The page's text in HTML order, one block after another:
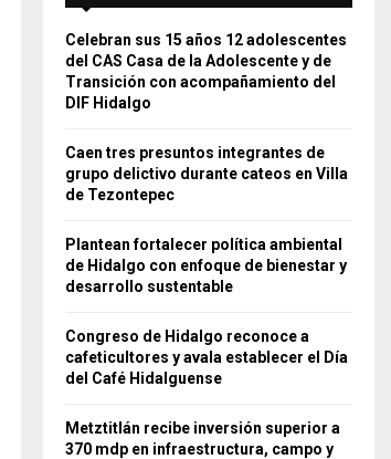
Celebran sus 15 años 12 adolescentes
del CAS Casa de la Adolescente y de
Transición con acompañamiento del
DIF Hidalgo
Caen tres presuntos integrantes de
grupo delictivo durante cateos en Villa
de Tezontepec
Plantean fortalecer política ambiental
de Hidalgo con enfoque de bienestar y
desarrollo sustentable
Congreso de Hidalgo reconoce a
cafeticultores y avala establecer el Día
del Café Hidalguense
Metztitlán recibe inversión superior a
370 mdp en infraestructura, campo y